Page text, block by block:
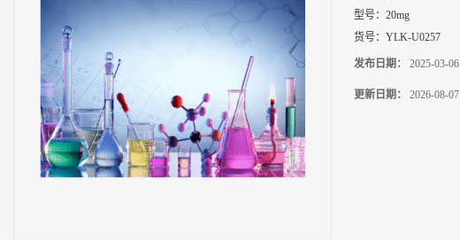
型号： 20mg
货号： YLK-U0257
发布日期： 2025-03-06
更新日期： 2026-08-07